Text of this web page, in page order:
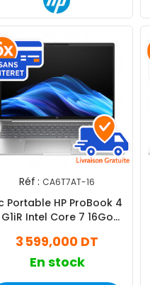
Réf : CA6T7AT-16
Portable HP ProBook 4
G1iR Intel Core 7 16Go
3 599,000 DT
En stock